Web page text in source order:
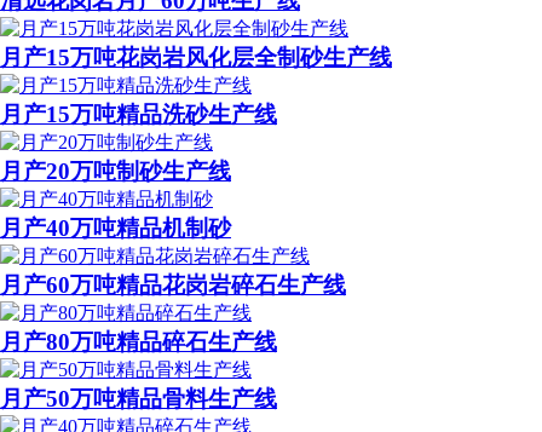
月产15万吨花岗岩风化层全制砂生产线
月产15万吨精品洗砂生产线
月产20万吨制砂生产线
月产40万吨精品机制砂
月产60万吨精品花岗岩碎石生产线
月产80万吨精品碎石生产线
月产50万吨精品骨料生产线